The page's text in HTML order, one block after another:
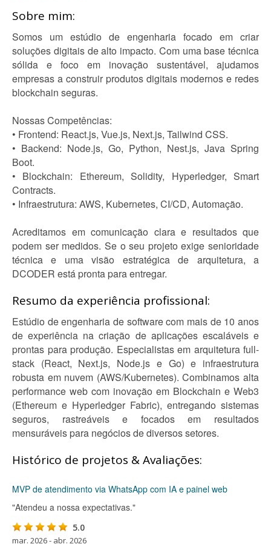
Sobre mim:
Somos um estúdio de engenharia focado em criar
soluções digitais de alto impacto. Com uma base técnica
sólida e foco em inovação sustentável, ajudamos
empresas a construir produtos digitais modernos e redes
blockchain seguras.
Nossas Competências:
• Frontend: React.js, Vue.js, Next.js, Tailwind CSS.
• Backend: Node.js, Go, Python, Nest.js, Java Spring
Boot.
• Blockchain: Ethereum, Solidity, Hyperledger, Smart
Contracts.
• Infraestrutura: AWS, Kubernetes, CI/CD, Automação.
Acreditamos em comunicação clara e resultados que
podem ser medidos. Se o seu projeto exige senioridade
técnica e uma visão estratégica de arquitetura, a
DCODER está pronta para entregar.
Resumo da experiência profissional:
Estúdio de engenharia de software com mais de 10 anos
de experiência na criação de aplicações escaláveis e
prontas para produção. Especialistas em arquitetura full-
stack (React, Next.js, Node.js e Go) e infraestrutura
robusta em nuvem (AWS/Kubernetes). Combinamos alta
performance web com inovação em Blockchain e Web3
(Ethereum e Hyperledger Fabric), entregando sistemas
seguros, rastreáveis e focados em resultados
mensuráveis para negócios de diversos setores.
Histórico de projetos & Avaliações:
MVP de atendimento via WhatsApp com IA e painel web
"Atendeu a nossa expectativas."
5.0
mar. 2026 - abr. 2026